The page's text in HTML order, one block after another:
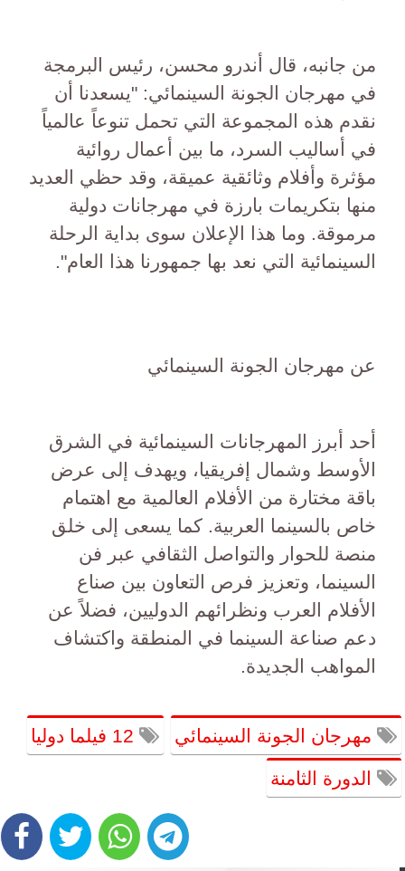
من جانبه، قال أندرو محسن، رئيس البرمجة
في مهرجان الجونة السينمائي: "يسعدنا أن
نقدم هذه المجموعة التي تحمل تنوعاً عالمياً
في أساليب السرد، ما بين أعمال روائية
مؤثرة وأفلام وثائقية عميقة، وقد حظي العديد
منها بتكريمات بارزة في مهرجانات دولية
مرموقة. وما هذا الإعلان سوى بداية الرحلة
السينمائية التي نعد بها جمهورنا هذا العام".
عن مهرجان الجونة السينمائي
أحد أبرز المهرجانات السينمائية في الشرق
الأوسط وشمال إفريقيا، ويهدف إلى عرض
باقة مختارة من الأفلام العالمية مع اهتمام
خاص بالسينما العربية. كما يسعى إلى خلق
منصة للحوار والتواصل الثقافي عبر فن
السينما، وتعزيز فرص التعاون بين صناع
الأفلام العرب ونظرائهم الدوليين، فضلاً عن
دعم صناعة السينما في المنطقة واكتشاف
المواهب الجديدة.
مهرجان الجونة السينمائي
الدورة الثامنة